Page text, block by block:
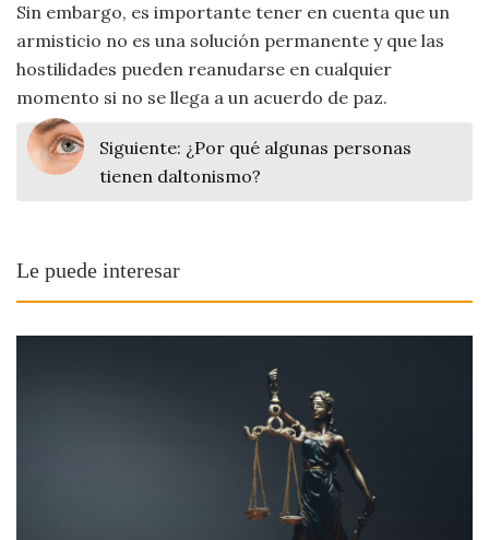
Sin embargo, es importante tener en cuenta que un
armisticio no es una solución permanente y que las
hostilidades pueden reanudarse en cualquier
momento si no se llega a un acuerdo de paz.
Siguiente: ¿Por qué algunas personas
tienen daltonismo?
Le puede interesar